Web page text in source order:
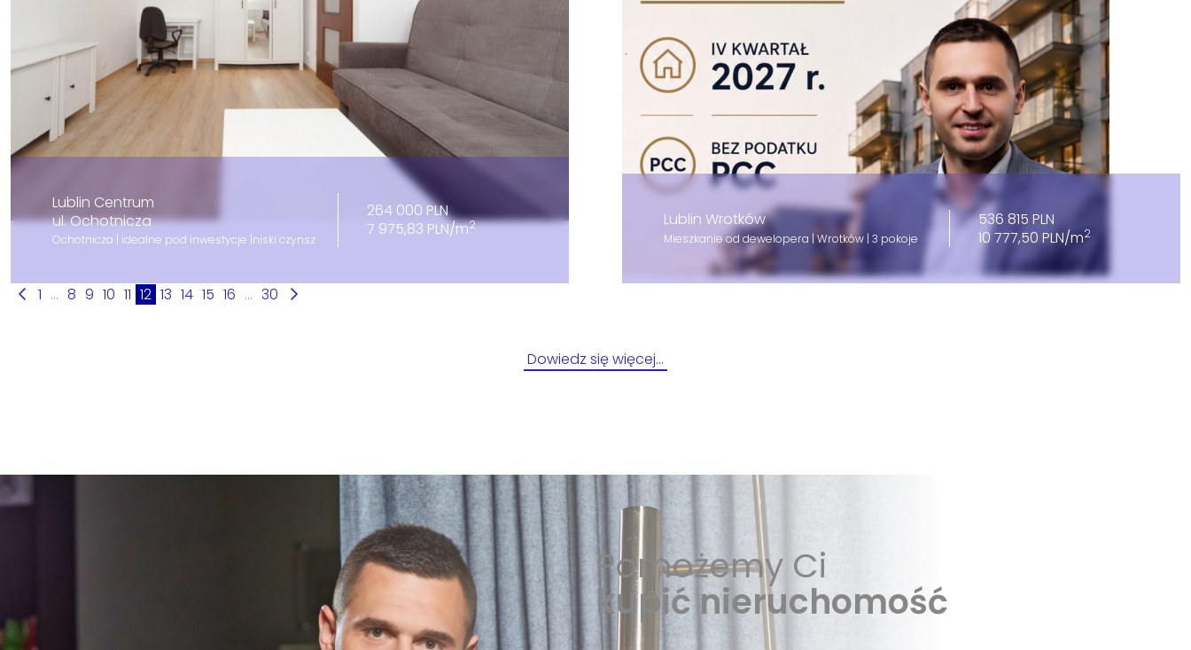
Lublin Centrum
ul. Ochotnicza
Ochotnicza | idealne pod inwestycje |niski czynsz
264 000 PLN
7 975,83 PLN/m2 Lublin Wrotków
Mieszkanie od dewelopera | Wrotków | 3 pokoje
536 815 PLN
10 777,50 PLN/m2
1 ... 8 9 10 11 12 13 14 15 16 ... 30
Dowiedz się więcej…
Pomożemy Ci
kupić nieruchomość